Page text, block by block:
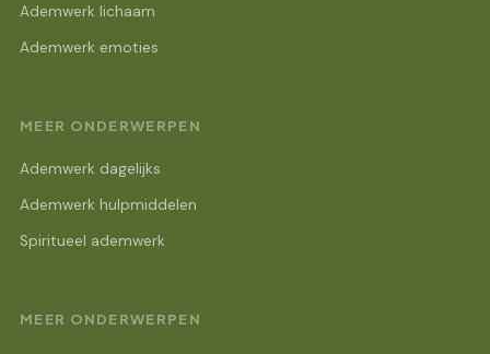
Ademwerk lichaam
Ademwerk emoties
MEER ONDERWERPEN
Ademwerk dagelijks
Ademwerk hulpmiddelen
Spiritueel ademwerk
MEER ONDERWERPEN